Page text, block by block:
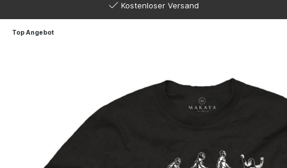
Kostenloser Versand
Top Angebot